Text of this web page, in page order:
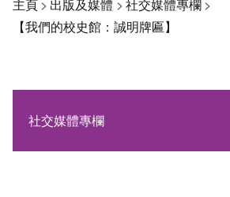
主頁> 出版及媒體 > 社交媒體專欄>
【我們的校史館：誠明牌匾】
社交媒體專欄